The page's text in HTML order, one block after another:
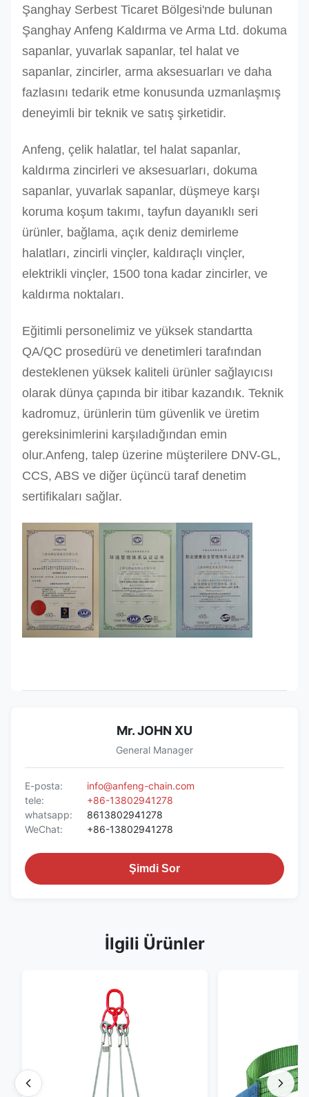
Şanghay Serbest Ticaret Bölgesi'nde bulunan
Şanghay Anfeng Kaldırma ve Arma Ltd. dokuma
sapanlar, yuvarlak sapanlar, tel halat ve
sapanlar, zincirler, arma aksesuarları ve daha
fazlasını tedarik etme konusunda uzmanlaşmış
deneyimli bir teknik ve satış şirketidir.
Anfeng, çelik halatlar, tel halat sapanlar,
kaldırma zincirleri ve aksesuarları, dokuma
sapanlar, yuvarlak sapanlar, düşmeye karşı
koruma koşum takımı, tayfun dayanıklı seri
ürünler, bağlama, açık deniz demirleme
halatları, zincirli vinçler, kaldıraçlı vinçler,
elektrikli vinçler, 1500 tona kadar zincirler, ve
kaldırma noktaları.
Eğitimli personelimiz ve yüksek standartta
QA/QC prosedürü ve denetimleri tarafından
desteklenen yüksek kaliteli ürünler sağlayıcısı
olarak dünya çapında bir itibar kazandık. Teknik
kadromuz, ürünlerin tüm güvenlik ve üretim
gereksinimlerini karşıladığından emin
olur.Anfeng, talep üzerine müşterilere DNV-GL,
CCS, ABS ve diğer üçüncü taraf denetim
sertifikaları sağlar.
Mr. JOHN XU
General Manager
E-posta:
info@anfeng-chain.com
tele:
+86-13802941278
whatsapp:
8613802941278
WeChat:
+86-13802941278
Şimdi Sor
İlgili Ürünler